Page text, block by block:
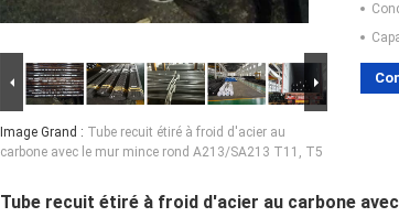
Image Grand : Tube recuit étiré à froid d'acier au
carbone avec le mur mince rond A213/SA213 T11, T5
Tube recuit étiré à froid d'acier au carbone